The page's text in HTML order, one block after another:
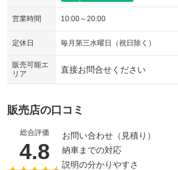
営業時間 10:00～20:00
定休日 毎月第三水曜日（祝日除く）
販売可能エ
リア
直接お問合せください
販売店の口コミ
総合評価
4.8 （5点満点中
お問い合わせ（見積り）
納車までの対応
説明の分かりやすさ